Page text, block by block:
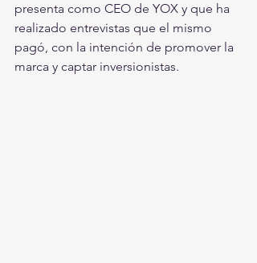
presenta como CEO de YOX y que ha
realizado entrevistas que el mismo
pagó, con la intención de promover la
marca y captar inversionistas.